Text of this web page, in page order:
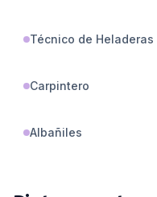
Técnico de Heladeras
Carpintero
Albañiles